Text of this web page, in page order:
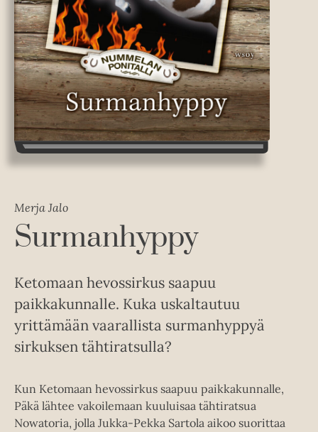
Merja Jalo
Surmanhyppy
Ketomaan hevossirkus saapuu
paikkakunnalle. Kuka uskaltautuu
yrittämään vaarallista surmanhyppyä
sirkuksen tähtiratsulla?
Kun Ketomaan hevossirkus saapuu paikkakunnalle,
Päkä lähtee vakoilemaan kuuluisaa tähtiratsua
Nowatoria, jolla Jukka-Pekka Sartola aikoo suorittaa